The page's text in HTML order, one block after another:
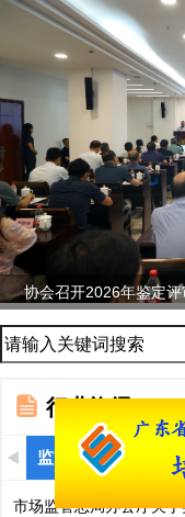
协会召开2026年鉴定
行业资讯
监管信息 行业新